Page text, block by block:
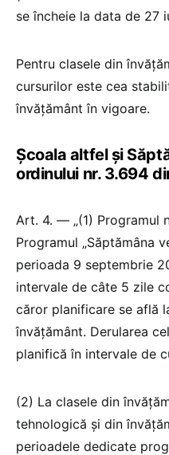
se încheie la data de 27
Pentru clasele din
cursurilor este cea
învățământ în vigoare.
Școala altfel și
ordinului nr. 3.694
Art. 4. — „(1) Programul
Programul „Săptămâna
perioada 9 septembrie
intervale de câte 5 zile
căror planificare se află
învățământ. Derularea
planifică în intervale de
(2) La clasele din
tehnologică și din
perioadele dedicate